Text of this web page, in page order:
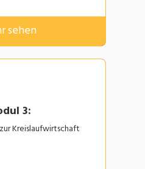
sehen
3:
Kreislaufwirtschaft